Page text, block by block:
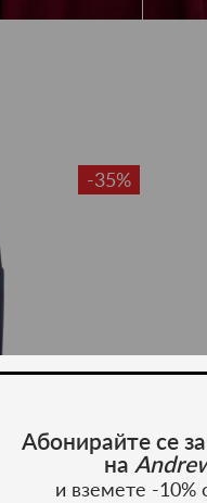
-35%
Абонирайте се
на
и вземете -10%